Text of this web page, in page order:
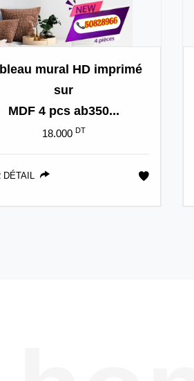
mural HD imprimé
sur
MDF 4 pcs ab350...
18.000 DT
DÉTAIL